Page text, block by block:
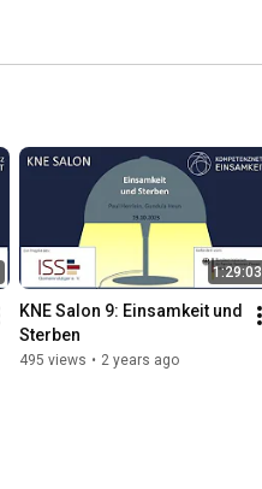
1:29:03
KNE Salon 9: Einsamkeit und
Sterben
495 views • 2 years ago